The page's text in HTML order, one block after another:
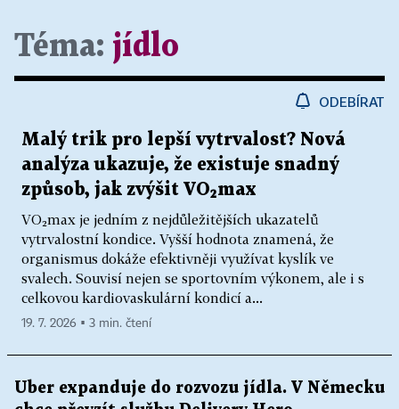
Téma: jídlo
ODEBÍRAT
Malý trik pro lepší vytrvalost? Nová
analýza ukazuje, že existuje snadný
způsob, jak zvýšit VO₂max
VO₂max je jedním z nejdůležitějších ukazatelů
vytrvalostní kondice. Vyšší hodnota znamená, že
organismus dokáže efektivněji využívat kyslík ve
svalech. Souvisí nejen se sportovním výkonem, ale i s
celkovou kardiovaskulární kondicí a...
19. 7. 2026 ▪ 3 min. čtení
Uber expanduje do rozvozu jídla. V Německu